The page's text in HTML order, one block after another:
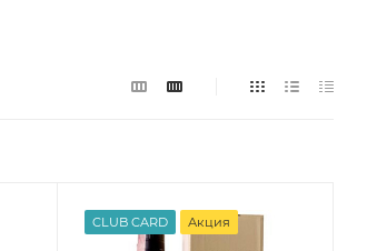
CLUB CARD Акция